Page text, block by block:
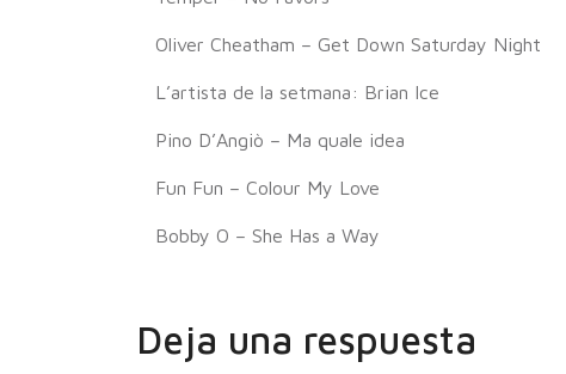
Oliver Cheatham – Get Down Saturday Night
L’artista de la setmana: Brian Ice
Pino D’Angiò – Ma quale idea
Fun Fun – Colour My Love
Bobby O – She Has a Way
Deja una respuesta